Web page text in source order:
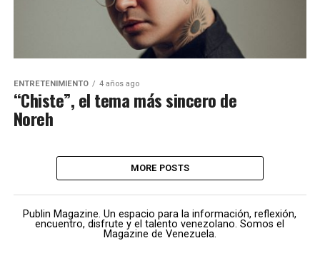
ENTRETENIMIENTO 4 años ago
“Chiste”, el tema más sincero de
Noreh
MORE POSTS
Publin Magazine. Un espacio para la información, reflexión,
encuentro, disfrute y el talento venezolano. Somos el
Magazine de Venezuela.